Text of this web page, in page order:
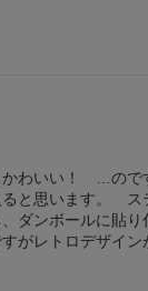
わいい！ …ので
と思います。
ンボールに貼
レトロデザイン